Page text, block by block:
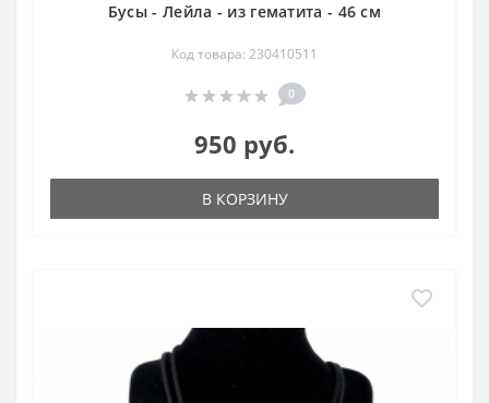
Бусы - Лейла - из гематита - 46 см
Код товара: 230410511
0
950 руб.
В КОРЗИНУ